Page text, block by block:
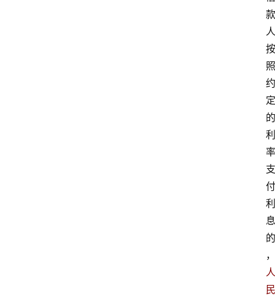
款
人
按
照
约
定
的
利
率
支
付
利
息
的
，
人
民